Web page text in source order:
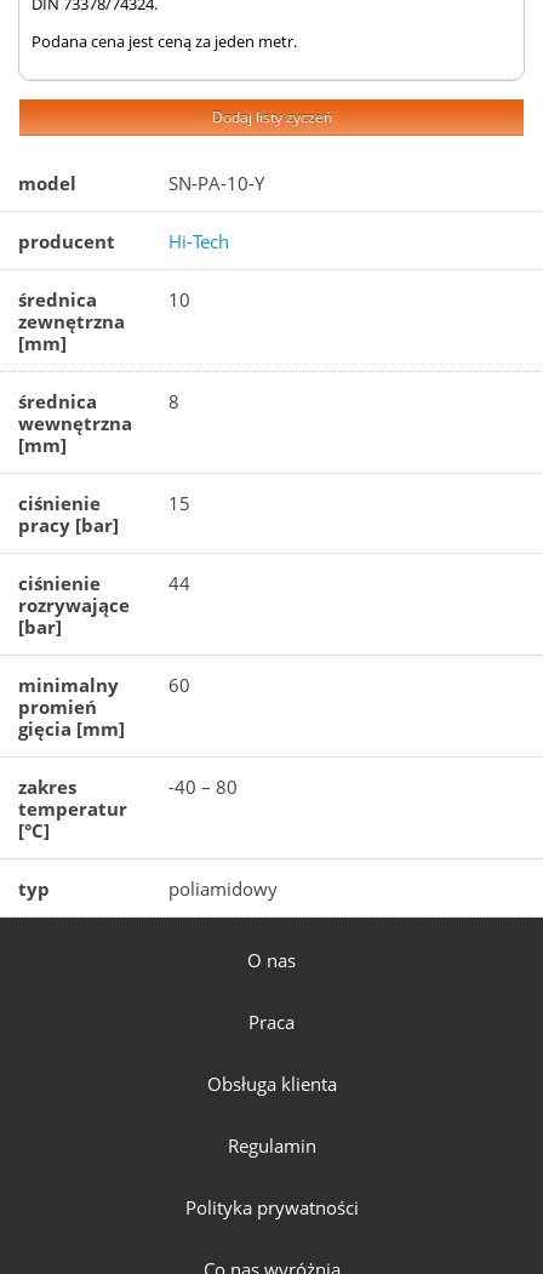
Podana cena jest ceną za jeden metr.
Dodaj listy życzeń
model SN-PA-10-Y
producent Hi-Tech
średnica
zewnętrzna
[mm]
10
średnica
wewnętrzna
[mm]
8
ciśnienie
pracy [bar]
15
ciśnienie
rozrywające
[bar]
44
minimalny
promień
gięcia [mm]
60
zakres
temperatur
[°C]
-40 – 80
typ poliamidowy
O nas
Praca
Obsługa klienta
Regulamin
Polityka prywatności
Co nas wyróżnia